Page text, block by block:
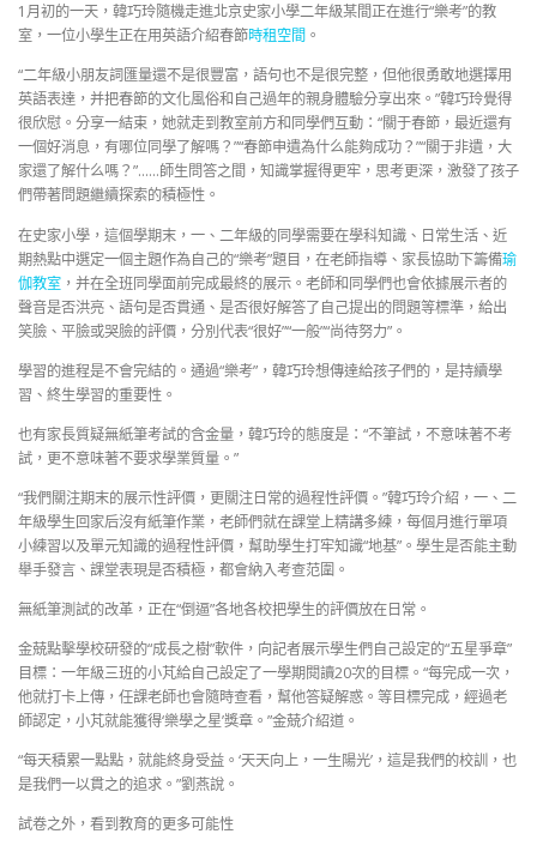
1月初的一天，韓巧玲隨機走進北京史家小學二年級某間正在進行“樂考”的教
室，一位小學生正在用英語介紹春節時租空間 。
“二年級小朋友詞匯量還不是很豐富，語句也不是很完整，但他很勇敢地選擇用
英語表達，并把春節的文化風俗和自己過年的親身體驗分享出來。”韓巧玲覺得
很欣慰。分享一結束，她就走到教室前方和同學們互動：“關于春節，最近還有
一個好消息，有哪位同學了解嗎？”“春節申遺為什么能夠成功？”“關于非遺，大
家還了解什么嗎？”……師生問答之間，知識掌握得更牢，思考更深，激發了孩子
們帶著問題繼續探索的積極性。
在史家小學，這個學期末，一、二年級的同學需要在學科知識、日常生活、近
期熱點中選定一個主題作為自己的“樂考”題目，在老師指導、家長協助下籌備瑜
伽教室 ，并在全班同學面前完成最終的展示。老師和同學們也會依據展示者的
聲音是否洪亮、語句是否貫通、是否很好解答了自己提出的問題等標準，給出
笑臉、平臉或哭臉的評價，分別代表“很好”“一般”“尚待努力”。
學習的進程是不會完結的。通過“樂考”，韓巧玲想傳達給孩子們的，是持續學
習、終生學習的重要性。
也有家長質疑無紙筆考試的含金量，韓巧玲的態度是：“不筆試，不意味著不考
試，更不意味著不要求學業質量。”
“我們關注期末的展示性評價，更關注日常的過程性評價。”韓巧玲介紹，一、二
年級學生回家后沒有紙筆作業，老師們就在課堂上精講多練，每個月進行單項
小練習以及單元知識的過程性評價，幫助學生打牢知識“地基”。學生是否能主動
舉手發言、課堂表現是否積極，都會納入考查范圍。
無紙筆測試的改革，正在“倒逼”各地各校把學生的評價放在日常。
金兢點擊學校研發的“成長之樹”軟件，向記者展示學生們自己設定的“五星爭章”
目標：一年級三班的小芃給自己設定了一學期閱讀20次的目標。“每完成一次，
他就打卡上傳，任課老師也會隨時查看，幫他答疑解惑。等目標完成，經過老
師認定，小芃就能獲得‘樂學之星’獎章。”金兢介紹道。
“每天積累一點點，就能終身受益。‘天天向上，一生陽光’，這是我們的校訓，也
是我們一以貫之的追求。”劉燕說。
試卷之外，看到教育的更多可能性